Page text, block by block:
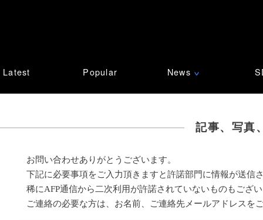
Latest Popular News ∨
記事、写真
お問い合わせありがとうございます。
下記に必要事項をご入力頂きますと許諾部門に情報が送信
稀にAFP通信から二次利用が許諾されていないものもござ
ご連絡の必要な方は、お名前、ご連絡先メールアドレスを